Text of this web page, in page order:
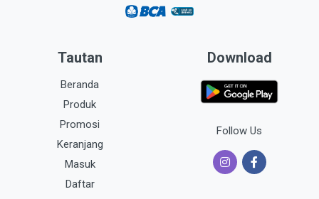
Tautan
Beranda
Produk
Promosi
Keranjang
Masuk
Daftar
Download
Follow Us